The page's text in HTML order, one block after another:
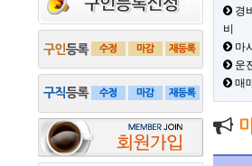
경
비
마
운
매